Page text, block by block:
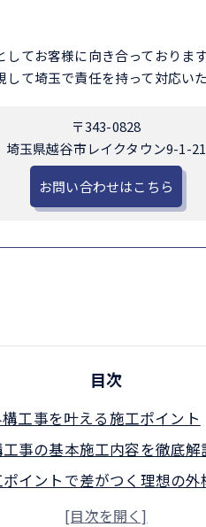
てお客様に向き合っており
て埼玉で責任を持って対応いた
〒343-0828
埼玉県越谷市レイクタウン9-1-21
お問い合わせはこちら
目次
工事を叶える施工ポイント
事の基本施工内容を徹底解
イントで差がつく理想の外
ゃれで機能的な外構工事の秘訣